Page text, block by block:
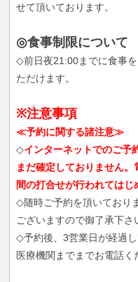
せて頂いております。
◎食事制限について
◇前日夜21:00までに食事
ただけます。
※注意事項
≪予約に関する諸注意≫
◇インターネットでのご予
まだ確定しておりません
間の打合せが行われてはじ
◇随時ご予約を頂いており
ございますので御了承下さ
◇予約後、3営業日が経過し
医療機関までまでお電話く